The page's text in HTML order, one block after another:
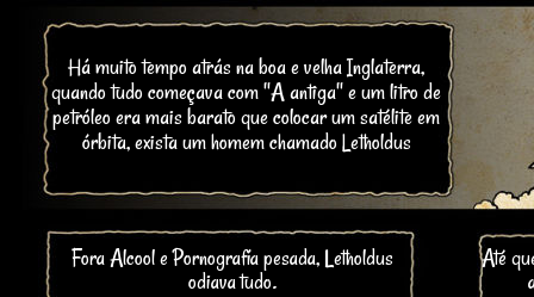
Há muito tempo atrás na boa e velha Inglaterra,
quando tudo começava com "A antiga" e um litro de
petróleo era mais barato que colocar um satélite em
órbita, exista um homem chamado Letholdus
Fora Alcool e Pornografía pesada, Letholdus
odiava tudo.
Até